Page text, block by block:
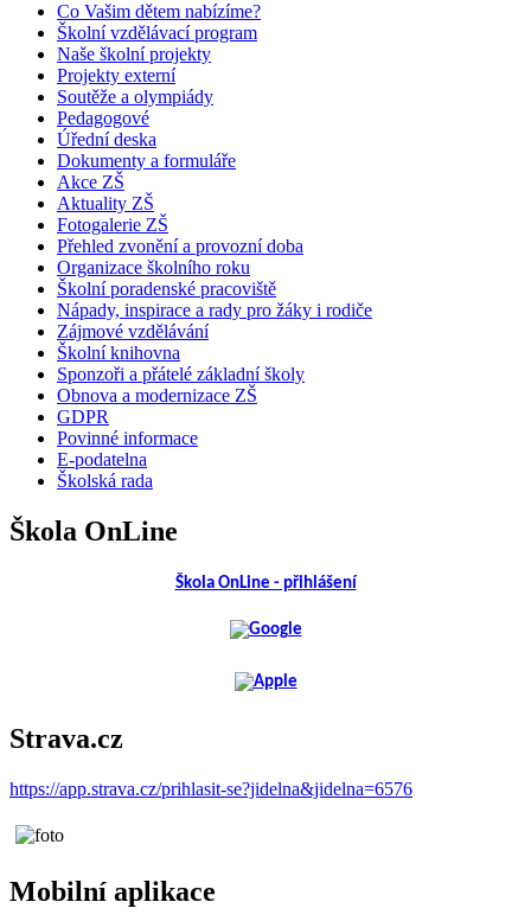
Co Vašim dětem nabízíme?
Školní vzdělávací program
Naše školní projekty
Projekty externí
Soutěže a olympiády
Pedagogové
Úřední deska
Dokumenty a formuláře
Akce ZŠ
Aktuality ZŠ
Fotogalerie ZŠ
Přehled zvonění a provozní doba
Organizace školního roku
Školní poradenské pracoviště
Nápady, inspirace a rady pro žáky i rodiče
Zájmové vzdělávání
Školní knihovna
Sponzoři a přátelé základní školy
Obnova a modernizace ZŠ
GDPR
Povinné informace
E-podatelna
Školská rada
Škola OnLine
Škola OnLine - přihlášení
Strava.cz
https://app.strava.cz/prihlasit-se?jidelna&jidelna=6576
Mobilní aplikace